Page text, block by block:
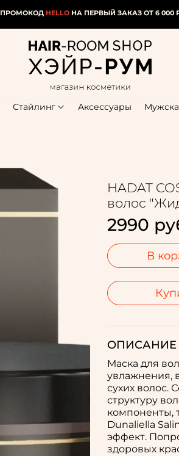
ПРОМОКОД HELLOНА ПЕРВЫЙ ЗАКАЗ ОТ 6 000
Стайлинг Аксессуары
HADAT
волос
2990
В
ОПИСАНИЕ
Маска для
увлажнения,
сухих волос.
структуру
компоненты,
Dunaliella
эффект.
здоровых